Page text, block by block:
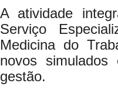
A atividade
Serviço
Medicina do
novos
gestão.